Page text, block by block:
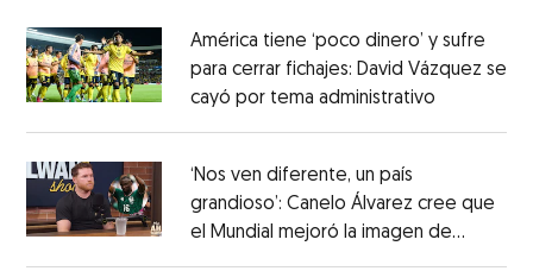
América tiene ‘poco dinero’ y sufre
para cerrar fichajes: David Vázquez se
cayó por tema administrativo
‘Nos ven diferente, un país
grandioso’: Canelo Álvarez cree que
el Mundial mejoró la imagen de